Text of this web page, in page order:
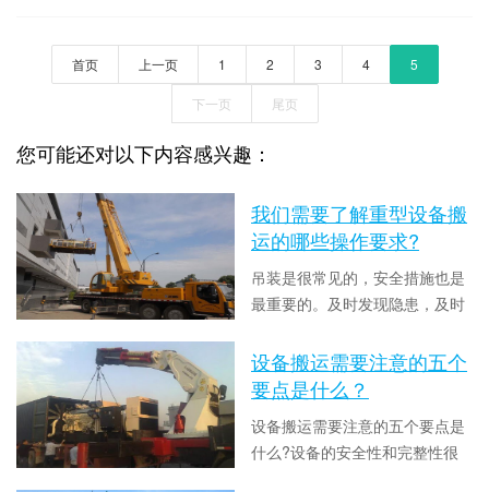
有一定声誉或良好声誉的设备搬
运公司。接下来，我们必须做好
间存放位置以及与它物的联结关
系。设备吊装是关于各类设备
（如机械设备、电气设备）起
装。设备吊装是指在一定地域范
首页 上一页 1 2 3 4 5
下一页 尾页
您可能还对以下内容感兴趣：
我们需要了解重型设备搬
运的哪些操作要求?
吊装是很常见的，安全措施也是
最重要的。及时发现隐患，及时
一些重型设备的搬运，风险系数
是非常大的，所以要做好各项保
施。今天无锡设备搬运厂家中东
搬运就来和大家介绍下常见的重
数：8584
设备搬运需要注意的五个
要点是什么？
设备搬运需要注意的五个要点是
什么?设备的安全性和完整性很